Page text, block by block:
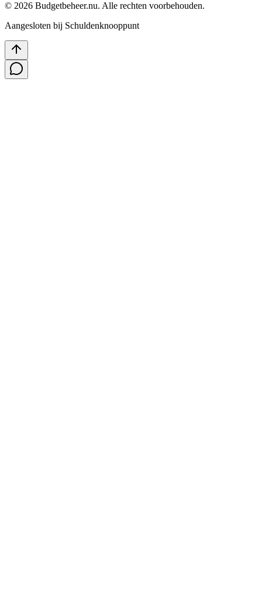
© 2026 Budgetbeheer.nu. Alle rechten voorbehouden.
Aangesloten bij Schuldenknooppunt